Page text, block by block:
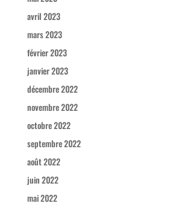
avril 2023
mars 2023
février 2023
janvier 2023
décembre 2022
novembre 2022
octobre 2022
septembre 2022
août 2022
juin 2022
mai 2022